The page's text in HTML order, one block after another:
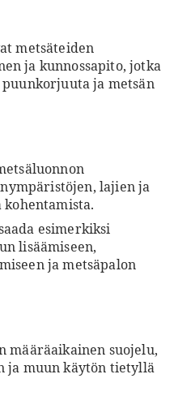
metsäteiden
ja kunnossapito, jotka
ja metsän
lajien ja
esimerkiksi
lisäämiseen,
ja metsäpalon
määräaikainen suojelu,
ja muun käytön tietyllä